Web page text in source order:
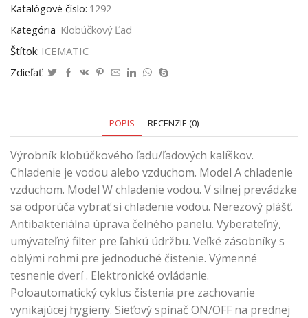
Katalógové číslo: 1292
Kategória Klobúčkový Ľad
Štítok: ICEMATIC
Zdieľať:
POPIS RECENZIE (0)
Výrobník klobúčkového ľadu/ľadových kalíškov.
Chladenie je vodou alebo vzduchom. Model A chladenie
vzduchom. Model W chladenie vodou. V silnej prevádzke
sa odporúča vybrať si chladenie vodou. Nerezový plášť.
Antibakteriálna úprava čelného panelu. Vyberateľný,
umývateľný filter pre ľahkú údržbu. Veľké zásobníky s
oblými rohmi pre jednoduché čistenie. Výmenné
tesnenie dverí . Elektronické ovládanie.
Poloautomatický cyklus čistenia pre zachovanie
vynikajúcej hygieny. Sieťový spínač ON/OFF na prednej